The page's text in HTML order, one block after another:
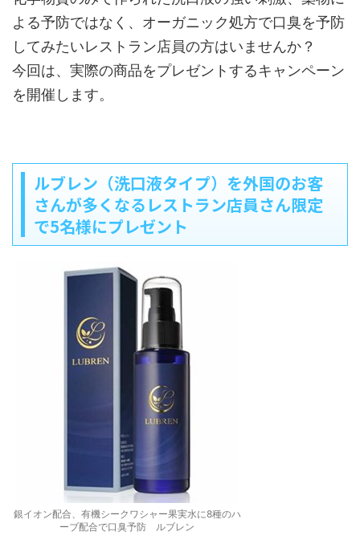
よる予防ではなく、オーガニック処方で口臭を予防
してみたいレストラン店員の方はいませんか？
今回は、実際の商品をプレゼントするキャンペーン
を開催します。
ルブレン（洗口液タイプ）を外国のお客
さんが多くなるレストラン店員さん限定
で5名様にプレゼント
銀イオン配合、有機シークワシャー果実水に8種のハ
ーブ配合で口臭予防 ルブレン